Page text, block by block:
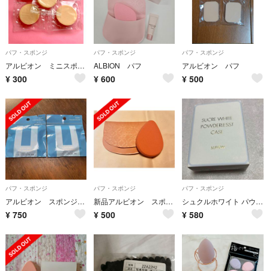
パフ・スポンジ
アルビオン ミニスポンジ 5個 丸形 新品
¥ 300
パフ・スポンジ
ALBION パフ
¥ 600
パフ・スポンジ
アルビオン パフ
¥ 500
パフ・スポンジ
アルビオン スポンジ パフ 新品未開封 マット ソフトファンデーション用 パフ
¥ 750
パフ・スポンジ
新品アルビオン スポンジ•パフ 限定ケース付
¥ 500
パフ・スポンジ
シュクルホワイト パウダレスト ケースパフ
¥ 580